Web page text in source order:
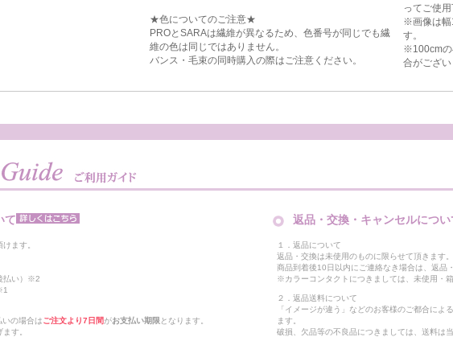
★色についてのご注意★
PROとSARAは繊維が異なるため、色番号が同じでも繊
維の色は同じではありません。
バンス・毛束の同時購入の際はご注意ください。
ってご使
※画像は幅
す。
※100cmの
合がござ
て
ます。
払い）※2
の場合はご注文より7日間がお支払い期限 となります。
す。
返品・交換・キャンセルについ
１．返品について
返品・交換は未使用のものに限らせて頂きます。
商品到着後10日以内にご連絡なき場合は、返品
※カラーコンタクトにつきましては、未使用・
２．返品送料について
「イメージが違う」などのお客様のご都合に
ます。
破損、欠品等の不良品につきましては、送料は